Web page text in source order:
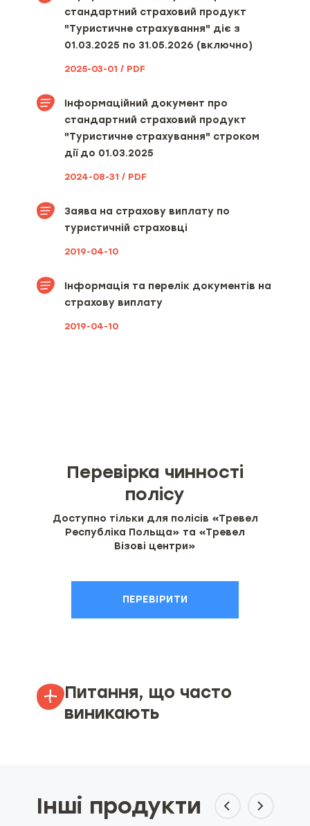
стандартний страховий продукт
"Туристичне страхування" діє з
01.03.2025 по 31.05.2026 (включно)
2025-03-01 / PDF
Інформаційний документ про
стандартний страховий продукт
"Туристичне страхування" строком
дії до 01.03.2025
2024-08-31 / PDF
Заява на страхову виплату по
туристичній страховці
2019-04-10
Інформація та перелік документів на
страхову виплату
2019-04-10
Перевірка чинності
полісу
Доступно тільки для полісів «Тревел
Республіка Польща» та «Тревел
Візові центри»
ПЕРЕВІРИТИ
Питання, що часто
виникають
Як за 5 хвилин оформити
Інші продукти